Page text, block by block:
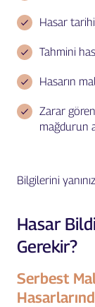
Hasar
Tahmini
Hasarın
Zarar
mağdurun
Bilgilerini
Hasar
Gerekir?
Serbest